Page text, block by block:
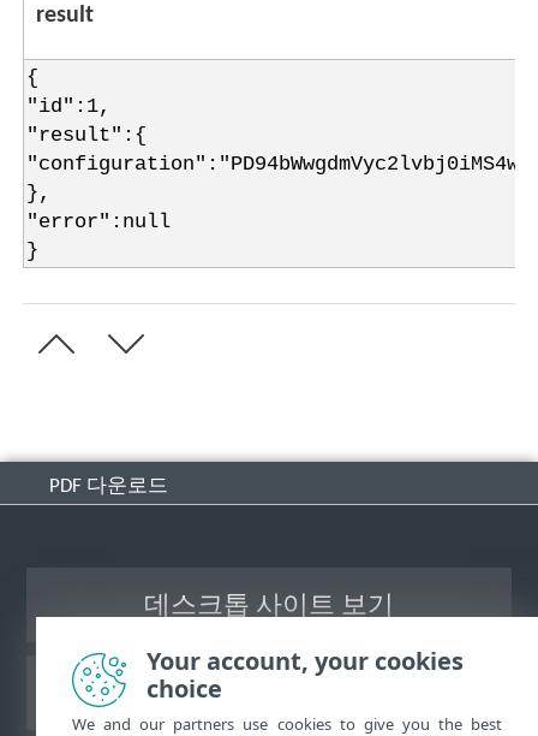
result
{
"id":1,
"result":{
},
"error":null
}
PDF 다운로드
데스크톱 사이트 보기
ESET 지식 베이스
Your account, your cookies
choice
We and our partners use cookies to give you the best